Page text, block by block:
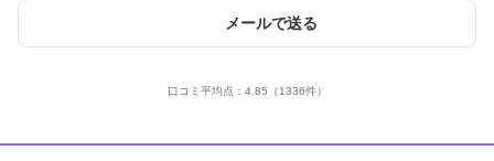
メールで送る
口コミ平均点： 4.85 （1336件）